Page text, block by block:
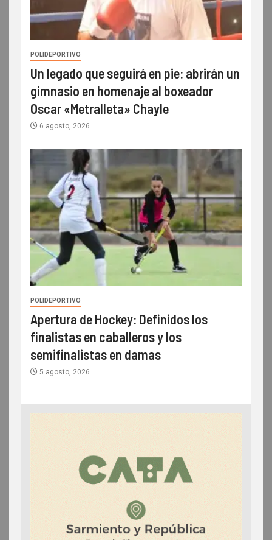
POLIDEPORTIVO
Un legado que seguirá en pie: abrirán un
gimnasio en homenaje al boxeador
Oscar «Metralleta» Chayle
6 agosto, 2026
POLIDEPORTIVO
Apertura de Hockey: Definidos los
finalistas en caballeros y los
semifinalistas en damas
5 agosto, 2026